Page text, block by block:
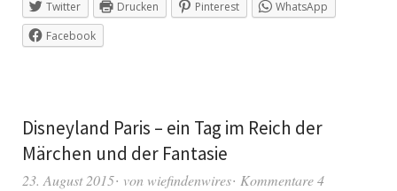
Twitter Drucken Pinterest
WhatsApp
Facebook
Disneyland Paris – ein Tag im Reich der
Märchen und der Fantasie
23. August 2015 von wiefindenwires Kommentare 4